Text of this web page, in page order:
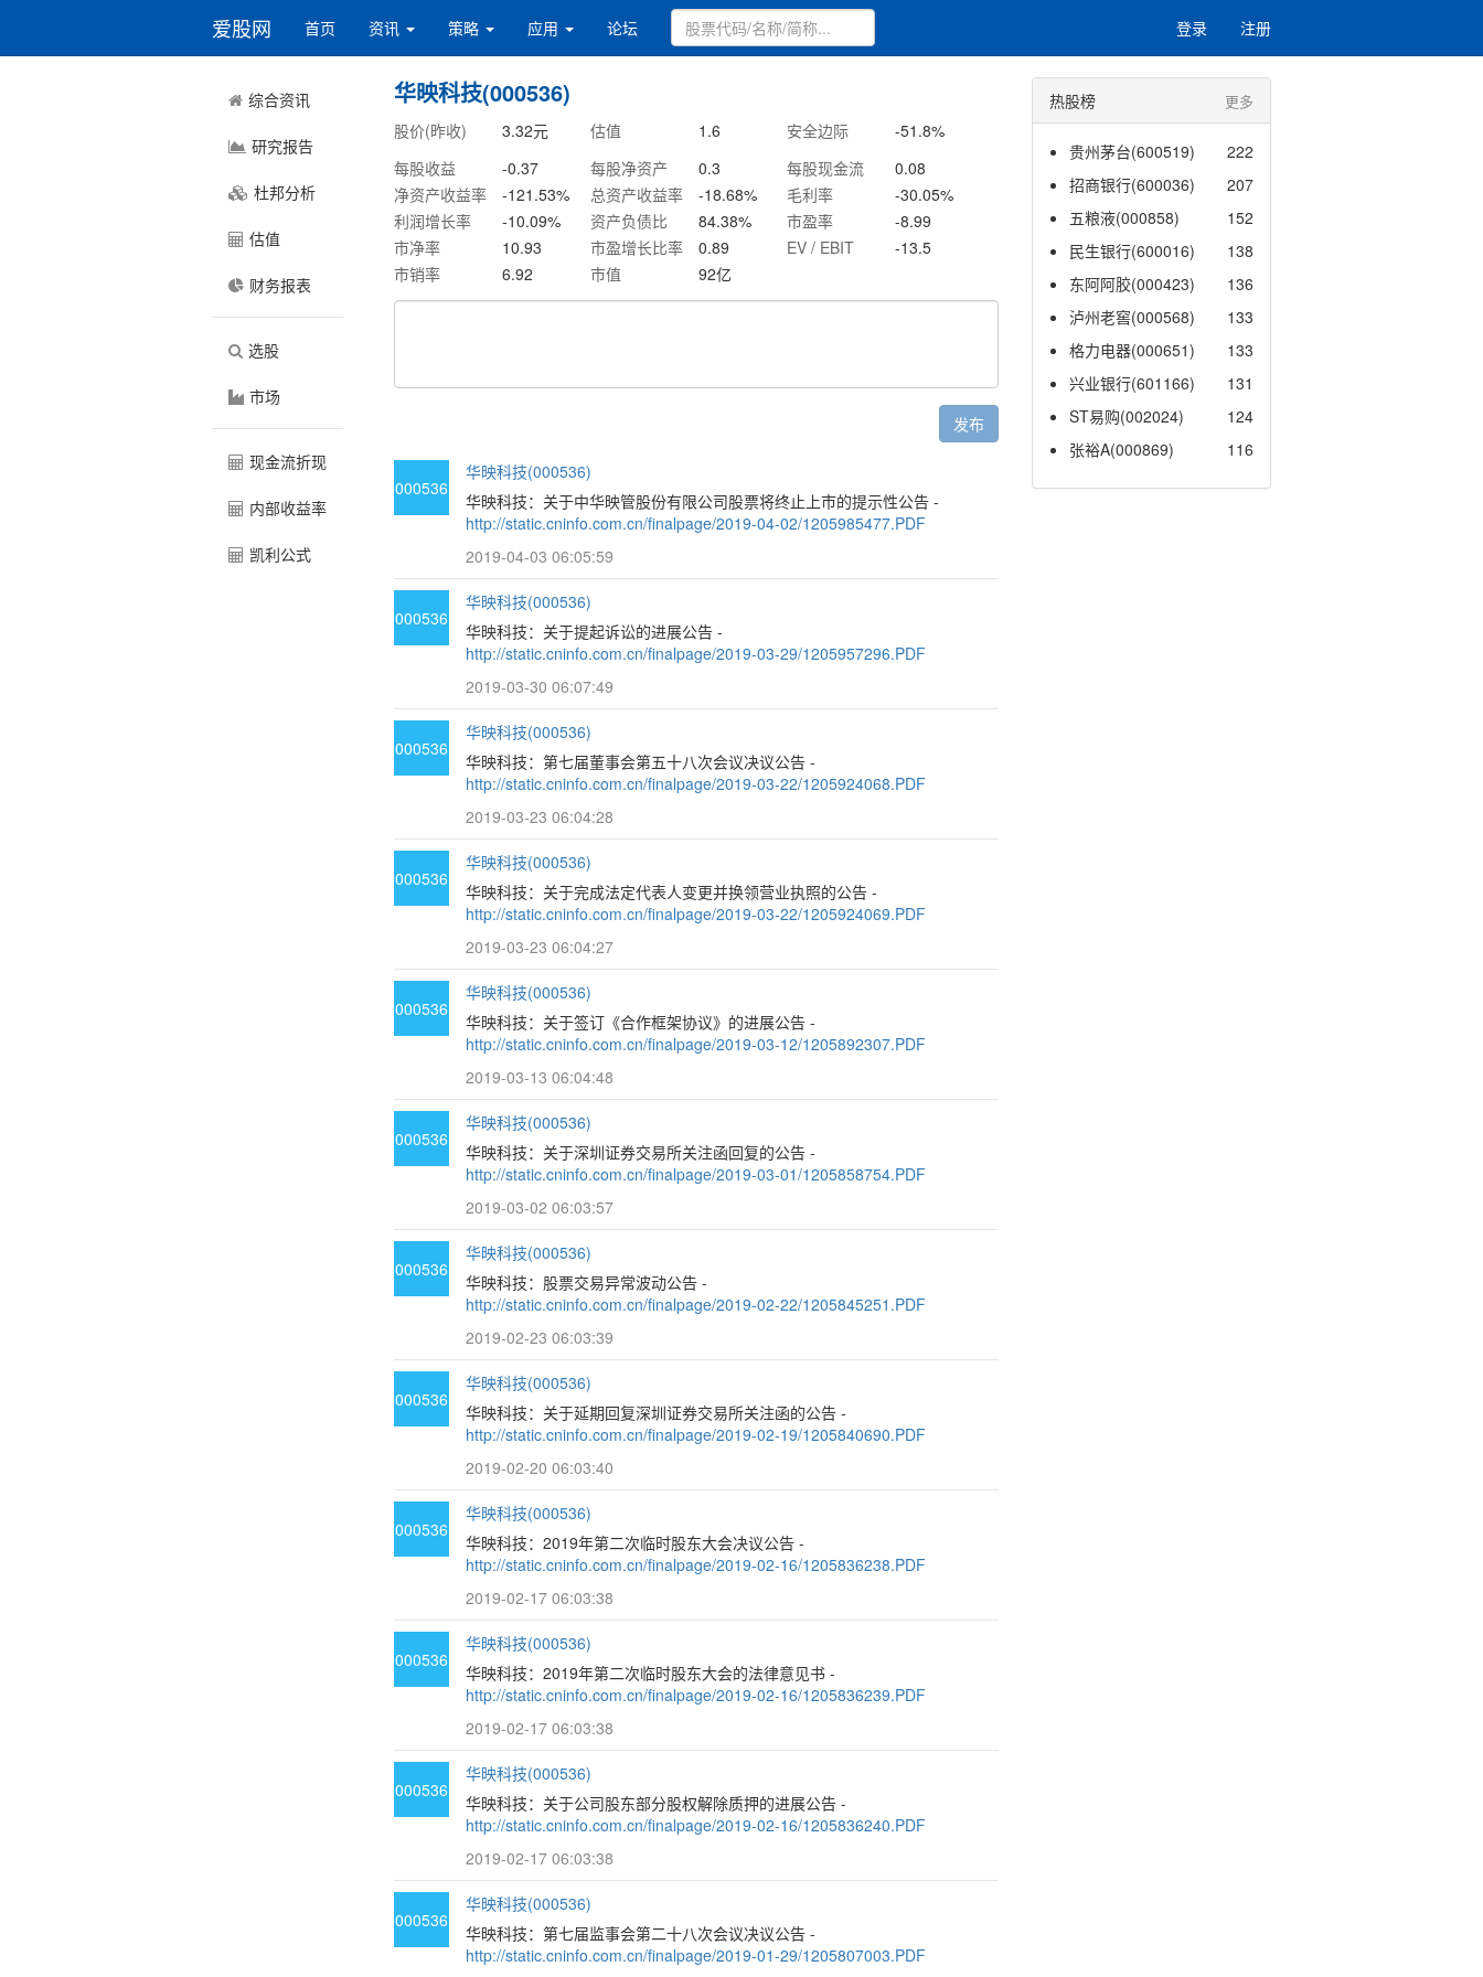
爱股网 首页 资讯 策略 应用 论坛 登录 注册
综合资讯
研究报告
杜邦分析
估值
财务报表
选股
市场
现金流折现
内部收益率
凯利公式
华映科技(000536)
股价(昨收) 3.32元 估值 1.6 安全边际 -51.8%
每股收益
-0.37 每股净资产 0.3 每股现金流
0.08
净资产收益率
-121.53% 总资产收益率 -18.68% 毛利率 -30.05%
利润增长率
-10.09% 资产负债比 84.38% 市盈率
-8.99
市净率
10.93 市盈增长比率 0.89 EV / EBIT
-13.5
市销率
6.92 市值 92亿
发布
000536
华映科技(000536)
华映科技：关于中华映管股份有限公司股票将终止上市的提示性公告 -
http://static.cninfo.com.cn/finalpage/2019-04-02/1205985477.PDF
2019-04-03 06:05:59
000536
华映科技(000536)
华映科技：关于提起诉讼的进展公告 -
http://static.cninfo.com.cn/finalpage/2019-03-29/1205957296.PDF
2019-03-30 06:07:49
000536
华映科技(000536)
华映科技：第七届董事会第五十八次会议决议公告 -
http://static.cninfo.com.cn/finalpage/2019-03-22/1205924068.PDF
2019-03-23 06:04:28
000536
华映科技(000536)
华映科技：关于完成法定代表人变更并换领营业执照的公告 -
http://static.cninfo.com.cn/finalpage/2019-03-22/1205924069.PDF
2019-03-23 06:04:27
000536
华映科技(000536)
华映科技：关于签订《合作框架协议》的进展公告 -
http://static.cninfo.com.cn/finalpage/2019-03-12/1205892307.PDF
2019-03-13 06:04:48
000536
华映科技(000536)
华映科技：关于深圳证券交易所关注函回复的公告 -
http://static.cninfo.com.cn/finalpage/2019-03-01/1205858754.PDF
2019-03-02 06:03:57
000536
华映科技(000536)
华映科技：股票交易异常波动公告 -
http://static.cninfo.com.cn/finalpage/2019-02-22/1205845251.PDF
2019-02-23 06:03:39
000536
华映科技(000536)
华映科技：关于延期回复深圳证券交易所关注函的公告 -
http://static.cninfo.com.cn/finalpage/2019-02-19/1205840690.PDF
2019-02-20 06:03:40
000536
华映科技(000536)
华映科技：2019年第二次临时股东大会决议公告 -
http://static.cninfo.com.cn/finalpage/2019-02-16/1205836238.PDF
2019-02-17 06:03:38
000536
华映科技(000536)
华映科技：2019年第二次临时股东大会的法律意见书 -
http://static.cninfo.com.cn/finalpage/2019-02-16/1205836239.PDF
2019-02-17 06:03:38
000536
华映科技(000536)
华映科技：关于公司股东部分股权解除质押的进展公告 -
http://static.cninfo.com.cn/finalpage/2019-02-16/1205836240.PDF
2019-02-17 06:03:38
000536
华映科技(000536)
华映科技：第七届监事会第二十八次会议决议公告 -
http://static.cninfo.com.cn/finalpage/2019-01-29/1205807003.PDF
热股榜 更多
贵州茅台(600519)
222
招商银行(600036)
207
五粮液(000858)
152
民生银行(600016)
138
东阿阿胶(000423)
136
泸州老窖(000568)
133
格力电器(000651)
133
兴业银行(601166)
131
ST易购(002024)
124
张裕A(000869)
116